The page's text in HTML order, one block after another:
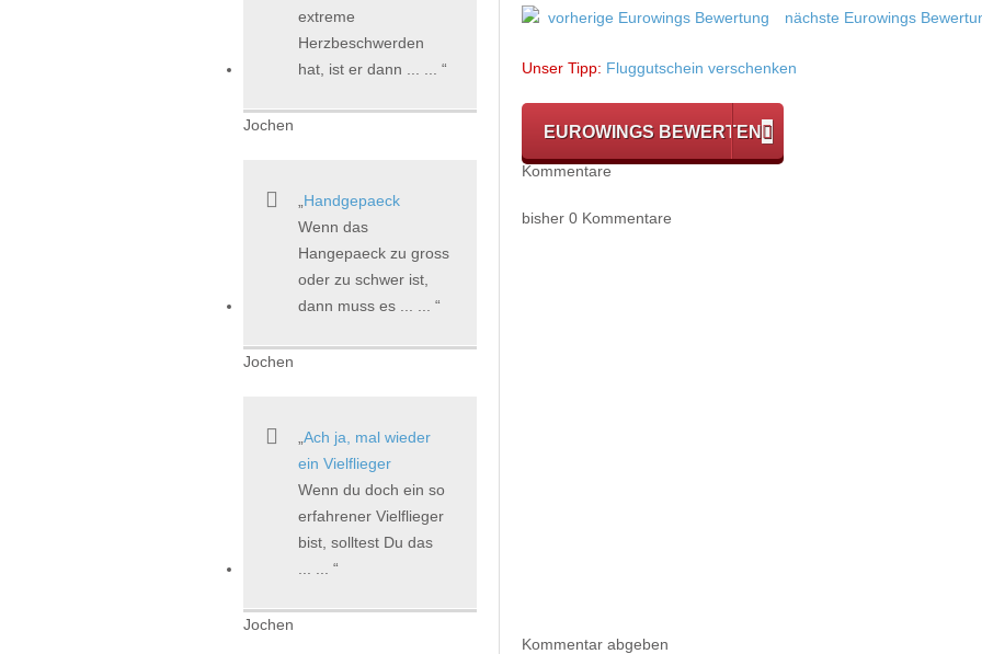
vorherige Eurowings Bewertung nächste Eurowings
Unser Tipp: Fluggutschein verschenken
EUROWINGS BEWERTEN
Kommentare
bisher 0 Kommentare
Kommentar abgeben
extreme
Herzbeschwerden
hat, ist er dann ... ...
Jochen
Handgepaeck
Wenn das
Hangepaeck zu gross
oder zu schwer ist,
dann muss es ... ...
Jochen
Ach ja, mal wieder
ein Vielflieger
Wenn du doch ein so
erfahrener Vielflieger
bist, solltest Du das
Jochen